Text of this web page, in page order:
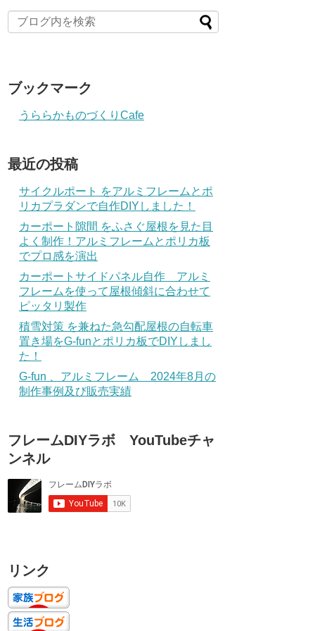
ブックマーク
うららかものづくりCafe
最近の投稿
サイクルポート をアルミフレームとポ
リカプラダンで自作DIYしました！
カーポート隙間 をふさぐ屋根を見た目
よく制作！アルミフレームとポリカ板
でプロ感を演出
カーポートサイドパネル自作 アルミ
フレームを使って屋根傾斜に合わせて
ピッタリ製作
積雪対策 を兼ねた急勾配屋根の自転車
置き場をG-funとポリカ板でDIYしまし
た！
G-fun 、アルミフレーム 2024年8月の
制作事例及び販売実績
フレームDIYラボ YouTubeチャ
ンネル
リンク